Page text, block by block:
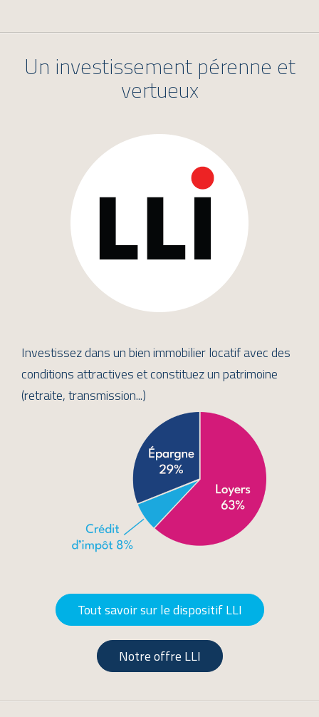
Un investissement pérenne et
vertueux
Investissez dans un bien immobilier locatif avec des
conditions attractives et constituez un patrimoine
(retraite, transmission...)
Tout savoir sur le dispositif LLI
Notre offre LLI